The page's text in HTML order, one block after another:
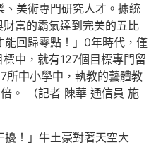
美術專門研究人才。據統
富的霸氣達到完美的五比
能回歸零點！」0年時代，僅
中，就有127個目標專門留
所中小學中，執教的藝體教
。 （記者 陳華 通信員 施
擾！」牛土豪對著天空大